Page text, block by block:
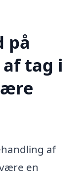
på
tag i
af
en